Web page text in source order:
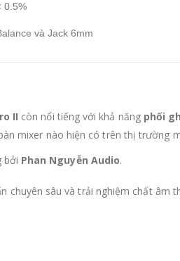
0.5%
và Jack 6mm
II còn nổi tiếng với khả năng phối
mixer nào hiện có trên thị trường
bởi Phan Nguyễn Audio.
chuyên sâu và trải nghiệm chất âm